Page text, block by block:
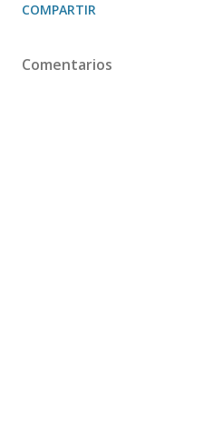
COMPARTIR
Comentarios